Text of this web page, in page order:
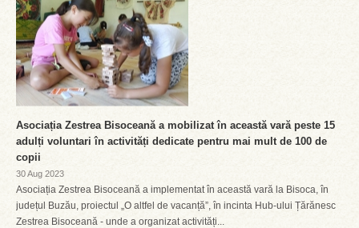
Asociația Zestrea Bisoceană a mobilizat în această vară peste 15
adulți voluntari în activități dedicate pentru mai mult de 100 de
copii
30 Aug 2023
Asociația Zestrea Bisoceană a implementat în această vară la Bisoca, în
județul Buzău, proiectul „O altfel de vacanță”, în incinta Hub-ului Țărănesc
Zestrea Bisoceană - unde a organizat activități...